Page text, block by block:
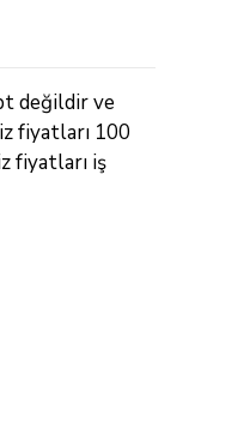
değildir ve
fiyatları 100
fiyatları iş